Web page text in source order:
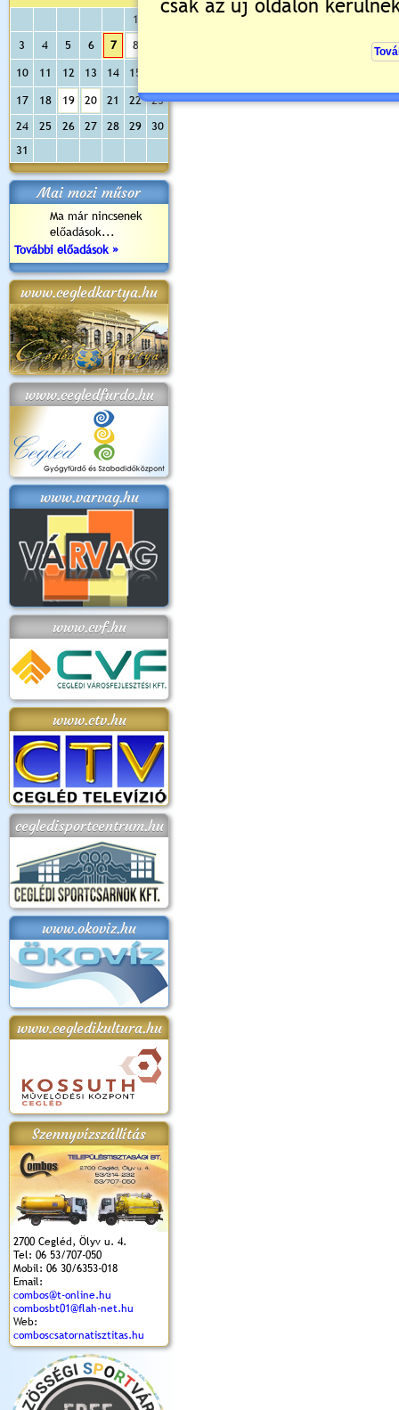
1
3
4 5 6 7 8
10 11 12 13 14 15
17 18 19 20 21 22
23
24
25 26 27 28 29
30
31
Mai mozi műsor
Ma már nincsenek
előadások...
További előadások »
www.cegledkartya.hu
www.cegledfurdo.hu
www.varvag.hu
www.cvf.hu
www.ctv.hu
cegledisportcentrum.hu
www.okoviz.hu
www.cegledikultura.hu
Szennyvízszállítás
2700 Cegléd, Ölyv u. 4.
Tel: 06 53/707-050
Mobil: 06 30/6353-018
Email:
combos@t-online.hu
combosbt01@flah-net.hu
Web:
comboscsatornatisztitas.hu
2018.
Kossuth Toborzó
Ünnepély
Szent István Ünnepe
(2017. 08. 20.)